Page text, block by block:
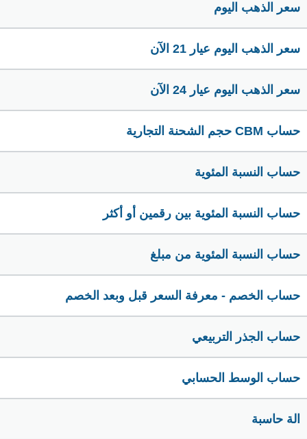
سعر الذهب اليوم
سعر الذهب اليوم عيار 21 الآن
سعر الذهب اليوم عيار 24 الآن
حساب CBM حجم الشحنة التجارية
حساب النسبة المئوية
حساب النسبة المئوية بين رقمين أو أكثر
حساب النسبة المئوية من مبلغ
حساب الخصم - معرفة السعر قبل وبعد الخصم
حساب الجذر التربيعي
حساب الوسط الحسابي
الة حاسبة